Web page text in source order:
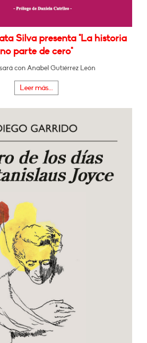
Silva presenta "La historia
no parte de cero"
con Anabel Gutiérrez León
Leer más...